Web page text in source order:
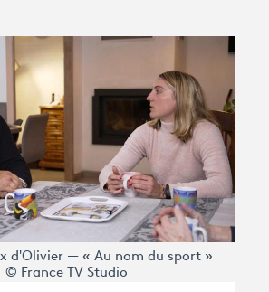
d'Olivier — « Au nom du sport »
© France TV Studio